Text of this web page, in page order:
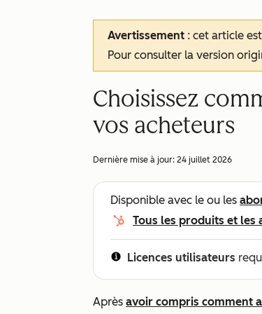
Avertissement : cet article
Pour consulter la version
Choisissez
vos acheteurs
Dernière mise à jour: 24 juillet 2026
Disponible avec le ou les
Tous les produits et les
Licences utilisateurs
Après avoir compris comment